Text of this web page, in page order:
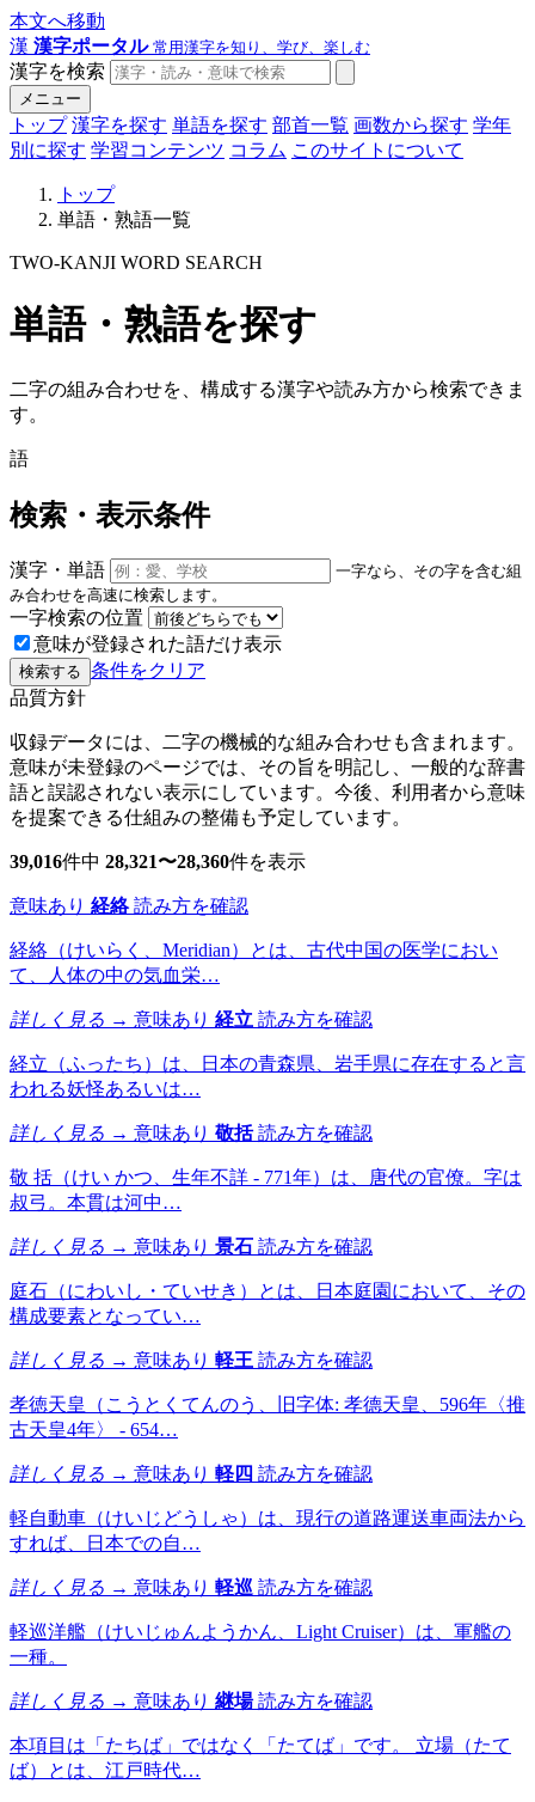
本文へ移動
漢 漢字ポータル 常用漢字を知り、学び、楽しむ
漢字を検索
メニュー
トップ 漢字を探す 単語を探す 部首一覧 画数から探す 学年
別に探す 学習コンテンツ コラム このサイトについて
トップ
単語・熟語一覧
TWO-KANJI WORD SEARCH
単語・熟語を探す
二字の組み合わせを、構成する漢字や読み方から検索できま
す。
語
検索・表示条件
漢字・単語
一字なら、その字を含む組
み合わせを高速に検索します。
一字検索の位置
意味が登録された語だけ表示
検索する 条件をクリア
品質方針
収録データには、二字の機械的な組み合わせも含まれます。
意味が未登録のページでは、その旨を明記し、一般的な辞書
語と誤認されない表示にしています。今後、利用者から意味
を提案できる仕組みの整備も予定しています。
39,016件中 28,321〜28,360件を表示
意味あり 経絡 読み方を確認
経絡（けいらく、Meridian）とは、古代中国の医学におい
て、人体の中の気血栄…
詳しく見る → 意味あり 経立 読み方を確認
経立（ふったち）は、日本の青森県、岩手県に存在すると言
われる妖怪あるいは…
詳しく見る → 意味あり 敬括 読み方を確認
敬 括（けい かつ、生年不詳 - 771年）は、唐代の官僚。字は
叔弓。本貫は河中…
詳しく見る → 意味あり 景石 読み方を確認
庭石（にわいし・ていせき）とは、日本庭園において、その
構成要素となってい…
詳しく見る → 意味あり 軽王 読み方を確認
孝徳天皇（こうとくてんのう、旧字体: 孝德天皇、596年〈推
古天皇4年〉 - 654…
詳しく見る → 意味あり 軽四 読み方を確認
軽自動車（けいじどうしゃ）は、現行の道路運送車両法から
すれば、日本での自…
詳しく見る → 意味あり 軽巡 読み方を確認
軽巡洋艦（けいじゅんようかん、Light Cruiser）は、軍艦の
一種。
詳しく見る → 意味あり 継場 読み方を確認
本項目は「たちば」ではなく「たてば」です。 立場（たて
ば）とは、江戸時代…